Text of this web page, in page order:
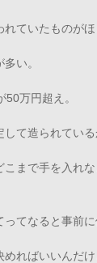
ていたものがほ
い。
万円超え。
て造られている
まで手を入れ
てなると事前に
ればいいんだけ